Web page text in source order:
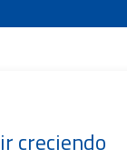
creciendo